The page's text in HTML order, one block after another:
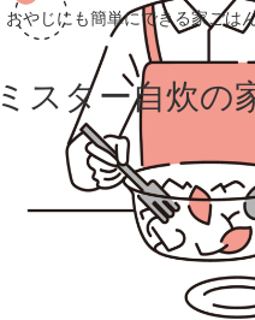
おやじにも簡単にできる家ごは
ミスター自炊の